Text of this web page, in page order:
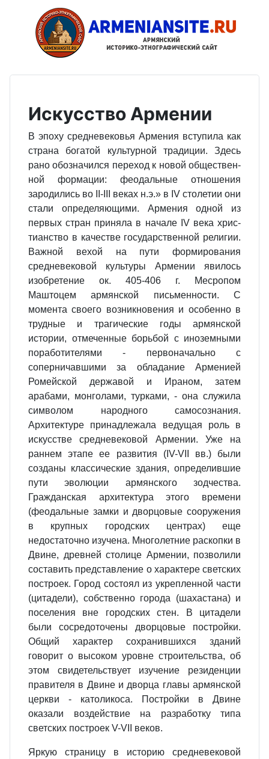
Искусство Армении
В эпоху средневековья Армения вступила как
страна богатой куль­турной традиции. Здесь
рано обоз­начился переход к новой обществен­
ной формации: феодальные отноше­ния
зародились во II-III веках н.э.» в IV столетии они
стали определяю­щими. Армения одной из
первых стран приняла в начале IV века хрис­
тианство в качестве государственной религии.
Важной вехой на пути фор­мирования
средневековой культуры Армении явилось
изобретение ок. 405-406 г. Месропом
Маштоцем ар­мянской письменности. С
момента своего возникновения и особенно в
трудные и трагические годы армян­ской
истории, отмеченные борьбой с иноземными
поработителями - первоначально с
соперничавшими за обладание Арменией
Ромейской державой и Ираном, затем
арабами, монголами, турками, - она служила
символом народного самосознания.
Архитектуре принадлежала веду­щая роль в
искусстве средневековой Армении. Уже на
раннем этапе ее развития (IV-VII вв.) были
созданы классические здания, определившие
пути эволюции армянского зодчества.
Гражданская архитектура этого времени
(феодальные замки и двор­цовые сооружения
в крупных город­ских центрах) еще
недостаточно изу­чена. Многолетние раскопки в
Дви­не, древней столице Армении, по­зволили
составить представление о характере светских
построек. Город состоял из укрепленной части
(цитадели), собственно города (шахастана) и
поселения вне городских стен. В цитадели
были сосредоточены двор­цовые постройки.
Общий характер сохранившихся зданий
говорит о высоком уровне строительства, об
этом свидетельствует изучение рези­денции
правителя в Двине и дворца главы армянской
церкви - католи­коса. Постройки в Двине
оказали воздействие на разработку типа
светских построек V-VII веков.
Яркую страницу в историю средне­вековой